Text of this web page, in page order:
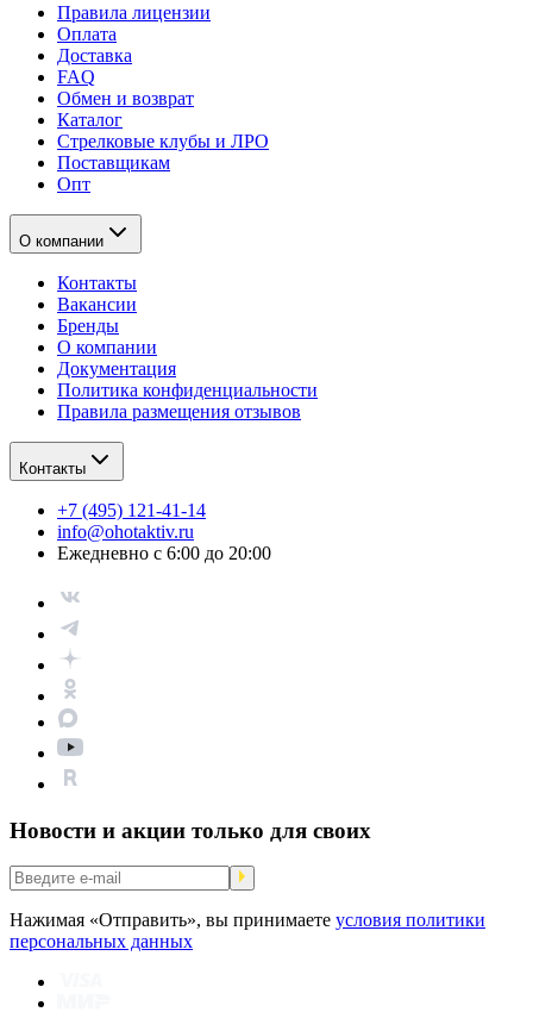
Правила лицензии
Оплата
Доставка
FAQ
Обмен и возврат
Каталог
Стрелковые клубы и ЛРО
Поставщикам
Опт
О компании
Контакты
Вакансии
Бренды
О компании
Документация
Политика конфиденциальности
Правила размещения отзывов
Контакты
+7 (495) 121-41-14
info@ohotaktiv.ru
Ежедневно с 6:00 до 20:00
Новости и акции только для своих
Нажимая «Отправить», вы принимаете условия политики
персональных данных